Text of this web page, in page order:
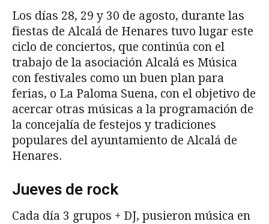
Los días 28, 29 y 30 de agosto, durante las
fiestas de Alcalá de Henares tuvo lugar este
ciclo de conciertos, que continúa con el
trabajo de la asociación Alcalá es Música
con festivales como un buen plan para
ferias, o La Paloma Suena, con el objetivo de
acercar otras músicas a la programación de
la concejalía de festejos y tradiciones
populares del ayuntamiento de Alcalá de
Henares.
Jueves de rock
Cada día 3 grupos + DJ, pusieron música en